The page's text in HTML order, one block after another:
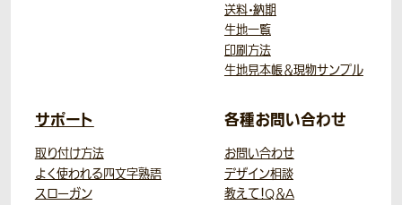
送料・納期
生地一覧
印刷方法
生地見本帳＆現物サンプル
サポート
取り付け方法
よく使われる四文字熟語
スローガン
各種お問い合わせ
お問い合わせ
デザイン相談
教えて！Q＆A